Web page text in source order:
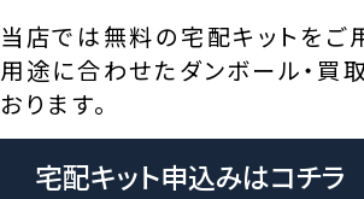
当店では無料の宅配キットをご
用途に合わせたダンボール・買
おります。
宅配キット申込みはコチラ